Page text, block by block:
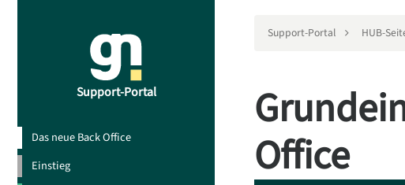
Support-Portal
Das neue Back Office
Einstieg
Support-Portal HUB-
Office